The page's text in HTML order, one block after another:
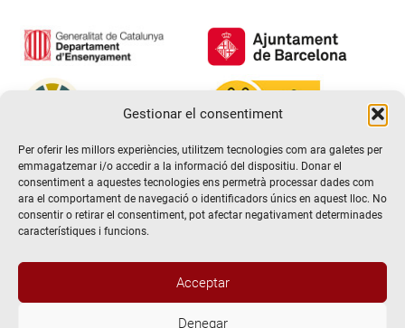
Gestionar el consentiment
Per oferir les millors experiències, utilitzem tecnologies com ara galetes per
emmagatzemar i/o accedir a la informació del dispositiu. Donar el
consentiment a aquestes tecnologies ens permetrà processar dades com
ara el comportament de navegació o identificadors únics en aquest lloc. No
consentir o retirar el consentiment, pot afectar negativament determinades
característiques i funcions.
Acceptar
Denegar